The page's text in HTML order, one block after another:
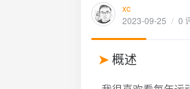
xc
2023-09-25 / 0
概述